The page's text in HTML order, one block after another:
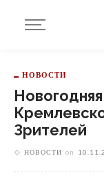
НОВОСТИ
Зрителей
НОВОСТИ on